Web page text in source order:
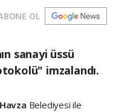
OL
sanayi üssü
imzalandı.
Belediyesi ile